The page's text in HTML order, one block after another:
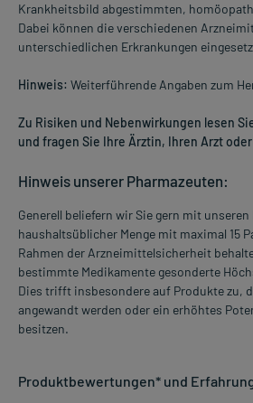
Krankheitsbild abgestimmten,
Dabei können die verschiedenen
unterschiedlichen Erkrankungen
Hinweis: Weiterführende Angaben zum
Zu Risiken und Nebenwirkungen lesen
und fragen Sie Ihre Ärztin, Ihren Arzt
Hinweis unserer Pharmazeuten:
Generell beliefern wir Sie gern mit
haushaltsüblicher Menge mit maximal 15
Rahmen der Arzneimittelsicherheit
bestimmte Medikamente gesonderte
Dies trifft insbesondere auf Produkte zu,
angewandt werden oder ein erhöhtes
besitzen.
Produktbewertungen* und